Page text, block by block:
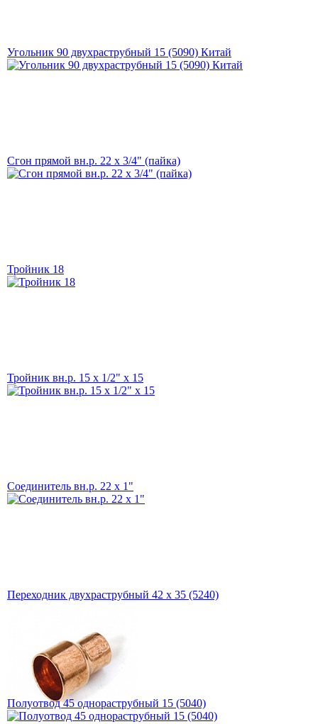
Угольник 90 двухраструбный 15 (5090) Китай
Сгон прямой вн.р. 22 х 3/4" (пайка)
Тройник 18
Тройник вн.р. 15 х 1/2" х 15
Соединитель вн.р. 22 х 1"
Переходник двухраструбный 42 х 35 (5240)
Полуотвод 45 однораструбный 15 (5040)